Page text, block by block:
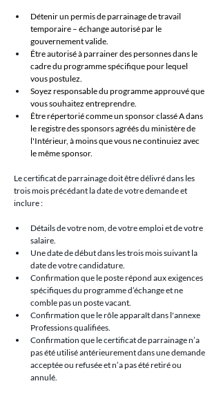
Détenir un permis de parrainage de travail
temporaire – échange autorisé par le
gouvernement valide.
Être autorisé à parrainer des personnes dans le
cadre du programme spécifique pour lequel
vous postulez.
Soyez responsable du programme approuvé que
vous souhaitez entreprendre.
Être répertorié comme un sponsor classé A dans
le registre des sponsors agréés du ministère de
l'Intérieur, à moins que vous ne continuiez avec
le même sponsor.
Le certificat de parrainage doit être délivré dans les
trois mois précédant la date de votre demande et
inclure :
Détails de votre nom, de votre emploi et de votre
salaire.
Une date de début dans les trois mois suivant la
date de votre candidature.
Confirmation que le poste répond aux exigences
spécifiques du programme d’échange et ne
comble pas un poste vacant.
Confirmation que le rôle apparaît dans l'annexe
Professions qualifiées.
Confirmation que le certificat de parrainage n’a
pas été utilisé antérieurement dans une demande
acceptée ou refusée et n’a pas été retiré ou
annulé.